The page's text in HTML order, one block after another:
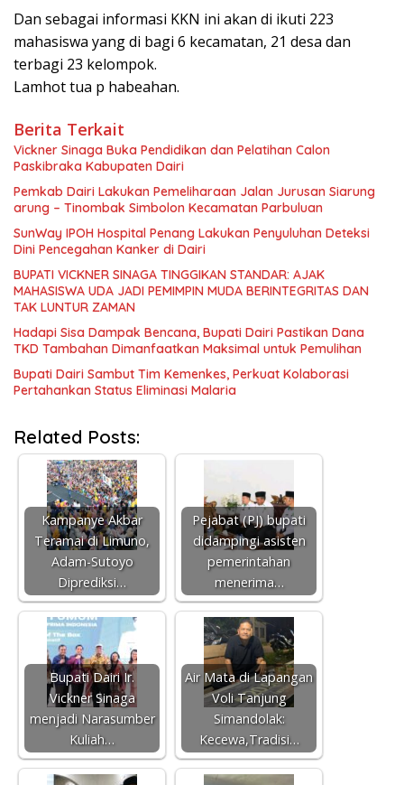
Dan sebagai informasi KKN ini akan di ikuti 223
mahasiswa yang di bagi 6 kecamatan, 21 desa dan
terbagi 23 kelompok.
Lamhot tua p habeahan.
Berita Terkait
Vickner Sinaga Buka Pendidikan dan Pelatihan Calon
Paskibraka Kabupaten Dairi
Pemkab Dairi Lakukan Pemeliharaan Jalan Jurusan Siarung
arung – Tinombak Simbolon Kecamatan Parbuluan
SunWay IPOH Hospital Penang Lakukan Penyuluhan Deteksi
Dini Pencegahan Kanker di Dairi
BUPATI VICKNER SINAGA TINGGIKAN STANDAR: AJAK
MAHASISWA UDA JADI PEMIMPIN MUDA BERINTEGRITAS DAN
TAK LUNTUR ZAMAN
Hadapi Sisa Dampak Bencana, Bupati Dairi Pastikan Dana
TKD Tambahan Dimanfaatkan Maksimal untuk Pemulihan
Bupati Dairi Sambut Tim Kemenkes, Perkuat Kolaborasi
Pertahankan Status Eliminasi Malaria
Related Posts:
Kampanye Akbar
Teramai di Limuno,
Adam-Sutoyo
Diprediksi…
Pejabat (PJ) bupati
didampingi asisten
pemerintahan
menerima…
Bupati Dairi Ir.
Vickner Sinaga
menjadi Narasumber
Kuliah…
Air Mata di Lapangan
Voli Tanjung
Simandolak:
Kecewa,Tradisi…